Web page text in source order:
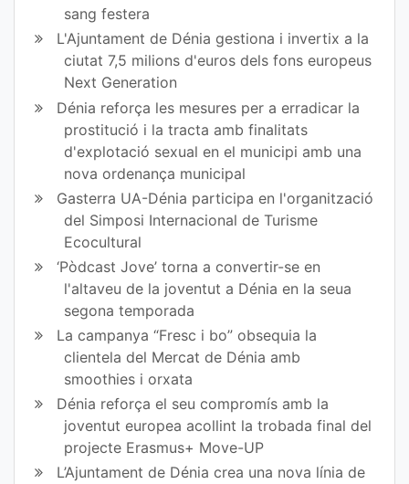
sang festera
L'Ajuntament de Dénia gestiona i invertix a la
ciutat 7,5 milions d'euros dels fons europeus
Next Generation
Dénia reforça les mesures per a erradicar la
prostitució i la tracta amb finalitats
d'explotació sexual en el municipi amb una
nova ordenança municipal
Gasterra UA-Dénia participa en l'organització
del Simposi Internacional de Turisme
Ecocultural
‘Pòdcast Jove’ torna a convertir-se en
l'altaveu de la joventut a Dénia en la seua
segona temporada
La campanya “Fresc i bo” obsequia la
clientela del Mercat de Dénia amb
smoothies i orxata
Dénia reforça el seu compromís amb la
joventut europea acollint la trobada final del
projecte Erasmus+ Move-UP
L’Ajuntament de Dénia crea una nova línia de